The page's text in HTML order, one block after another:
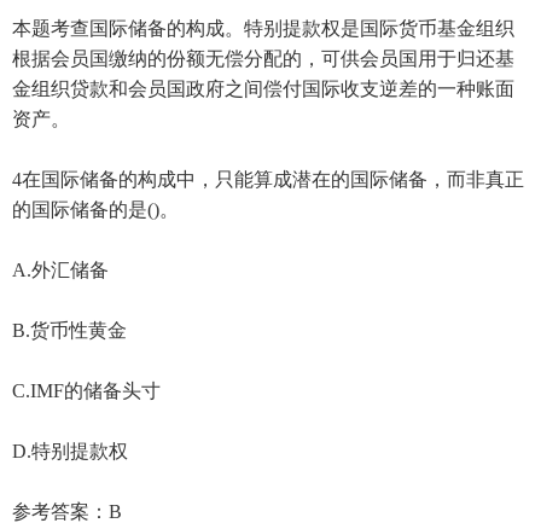
本题考查国际储备的构成。特别提款权是国际货币基金组织
根据会员国缴纳的份额无偿分配的，可供会员国用于归还基
金组织贷款和会员国政府之间偿付国际收支逆差的一种账面
资产。
4在国际储备的构成中，只能算成潜在的国际储备，而非真正
的国际储备的是()。
A.外汇储备
B.货币性黄金
C.IMF的储备头寸
D.特别提款权
参考答案：B